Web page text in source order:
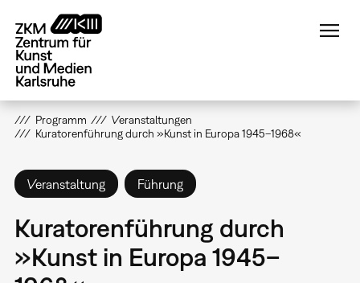
zum
Inhalt
Programm
Veranstaltungen
Kuratorenführung durch »Kunst in Europa 1945–1968«
Veranstaltung Führung
Kuratorenführung durch
»Kunst in Europa 1945–